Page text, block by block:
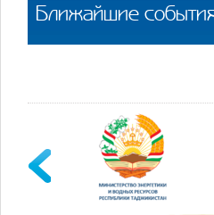
Ближайшие